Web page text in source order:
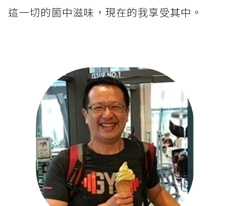
這一切的箇中滋味，現在的我享受其中。